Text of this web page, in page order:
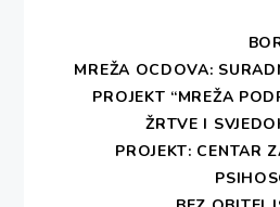
MREŽA OCDOVA:
PROJEKT “MREŽA
ŽRTVE I
PROJEKT: CENTAR